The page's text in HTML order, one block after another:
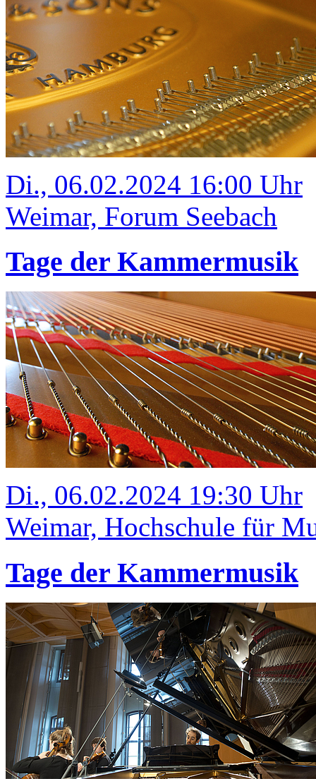
Di., 06.02.2024 16:00 Uhr
Weimar, Forum Seebach
Tage der Kammermusik
Di., 06.02.2024 19:30 Uhr
Weimar, Hochschule für
Tage der Kammermusik